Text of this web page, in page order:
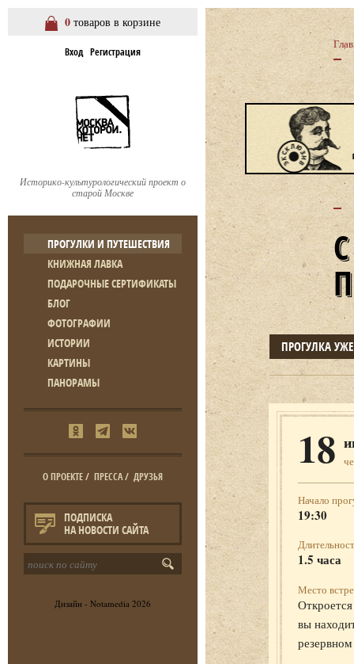
0 товаров в корзине
Вход Регистрация
Историко-культурологический проект о
старой Москве
ПРОГУЛКИ И ПУТЕШЕСТВИЯ
КНИЖНАЯ ЛАВКА
ПОДАРОЧНЫЕ СЕРТИФИКАТЫ
БЛОГ
ФОТОГРАФИИ
ИСТОРИИ
КАРТИНЫ
ПАНОРАМЫ
О ПРОЕКТЕ/ ПРЕССА/ ДРУЗЬЯ
ПОДПИСКА
НА НОВОСТИ САЙТА
Дизайн - Notamedia 2026
ПРОГУЛКА
18
Начало
19:30
1.5 часа
Место
вы